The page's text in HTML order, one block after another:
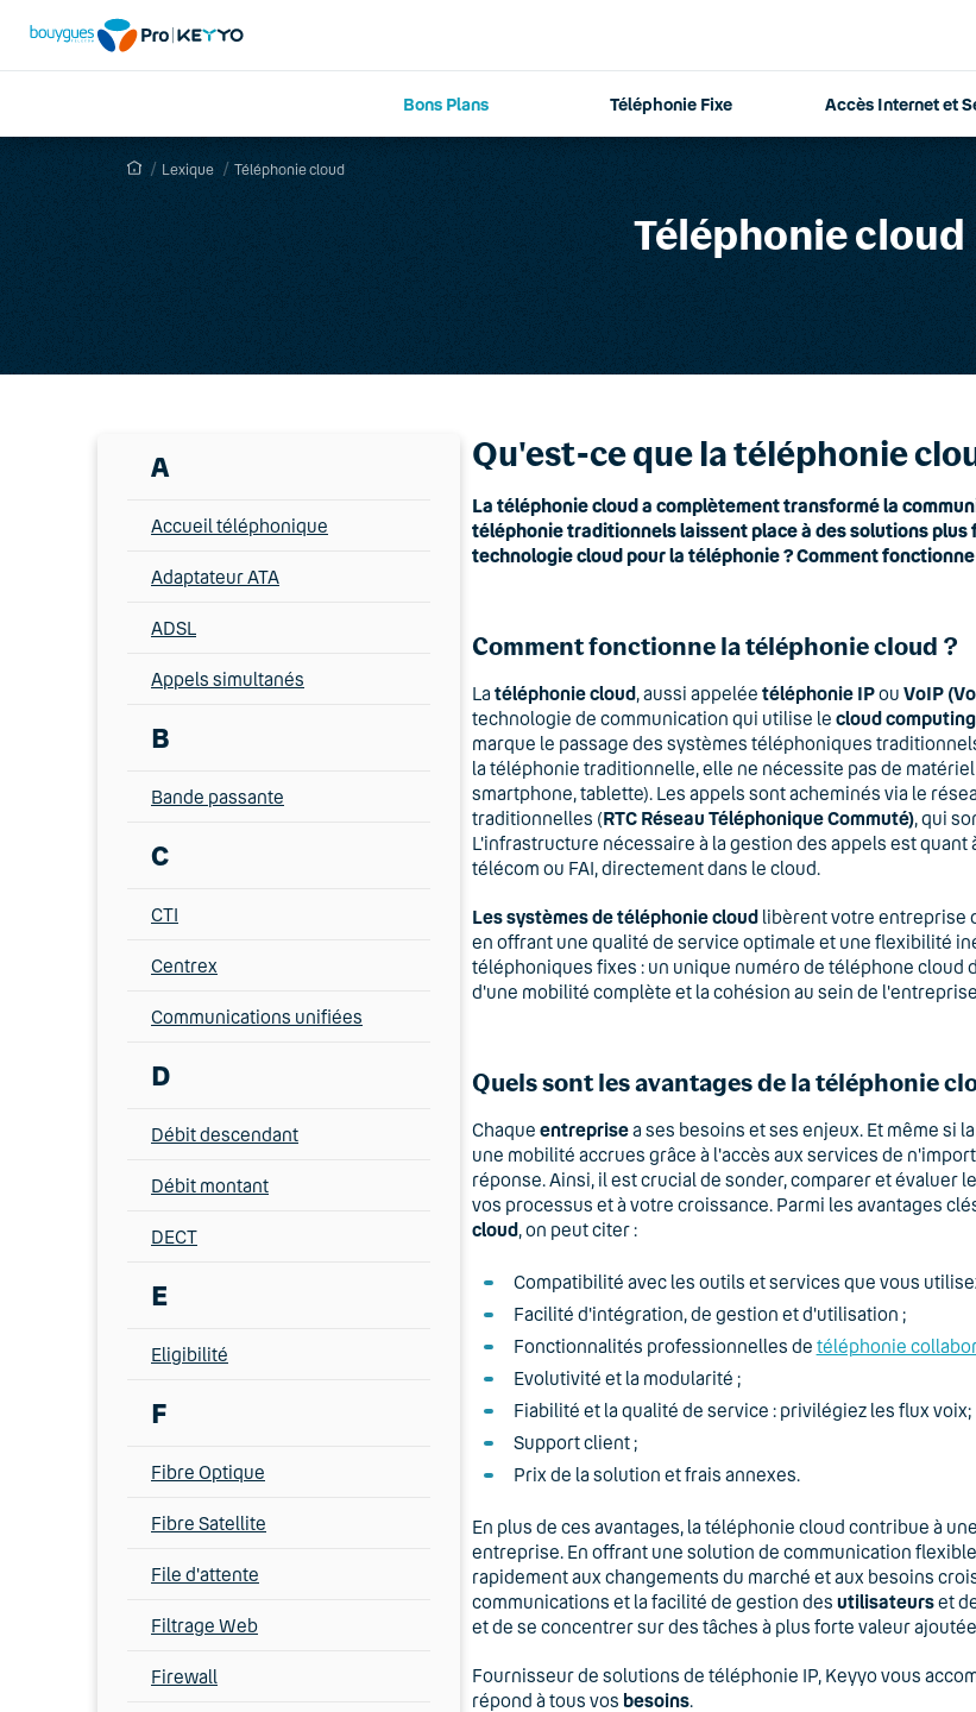
Bons Plans Téléphonie Fixe Accès Internet et
Lexique Téléphonie cloud
Téléphonie cloud
A
Accueil téléphonique
Adaptateur ATA
ADSL
Appels simultanés
B
Bande passante
C
CTI
Centrex
Communications unifiées
D
Débit descendant
Débit montant
DECT
E
Eligibilité
F
Fibre Optique
Fibre Satellite
File d'attente
Filtrage Web
Firewall
Qu'est-ce que la téléphonie
La téléphonie cloud a complètement transformé la
téléphonie traditionnels laissent place à des solutions
technologie cloud pour la téléphonie ? Comment
Comment fonctionne la téléphonie cloud ?
La téléphonie cloud, aussi appelée téléphonie IPou VoIP
technologie de communication qui utilise le cloud computing
marque le passage des systèmes téléphoniques
la téléphonie traditionnelle, elle ne nécessite pas de
smartphone, tablette). Les appels sont acheminés via le
traditionnelles (RTC Réseau Téléphonique Commuté), qui
L'infrastructure nécessaire à la gestion des appels est
télécom ou FAI, directement dans le cloud.
Les systèmes de téléphonie cloudlibèrent votre entreprise
en offrant une qualité de service optimale et une flexibilité
téléphoniques fixes : un unique numéro de téléphone
d'une mobilité complète et la cohésion au sein de
Quels sont les avantages de la téléphonie
Chaque entreprisea ses besoins et ses enjeux. Et même si
une mobilité accrues grâce à l'accès aux services de
réponse. Ainsi, il est crucial de sonder, comparer et évaluer
vos processus et à votre croissance. Parmi les avantages
cloud, on peut citer :
Compatibilité avec les outils et services que vous
Facilité d'intégration, de gestion et d'utilisation ;
Fonctionnalités professionnelles de téléphonie
Evolutivité et la modularité ;
Fiabilité et la qualité de service : privilégiez les flux voix;
Support client ;
Prix de la solution et frais annexes.
En plus de ces avantages, la téléphonie cloud contribue à une
entreprise. En offrant une solution de communication
rapidement aux changements du marché et aux besoins
communications et la facilité de gestion des utilisateurset
et de se concentrer sur des tâches à plus forte valeur
Fournisseur de solutions de téléphonie IP, Keyyo vous
répond à tous vos besoins.